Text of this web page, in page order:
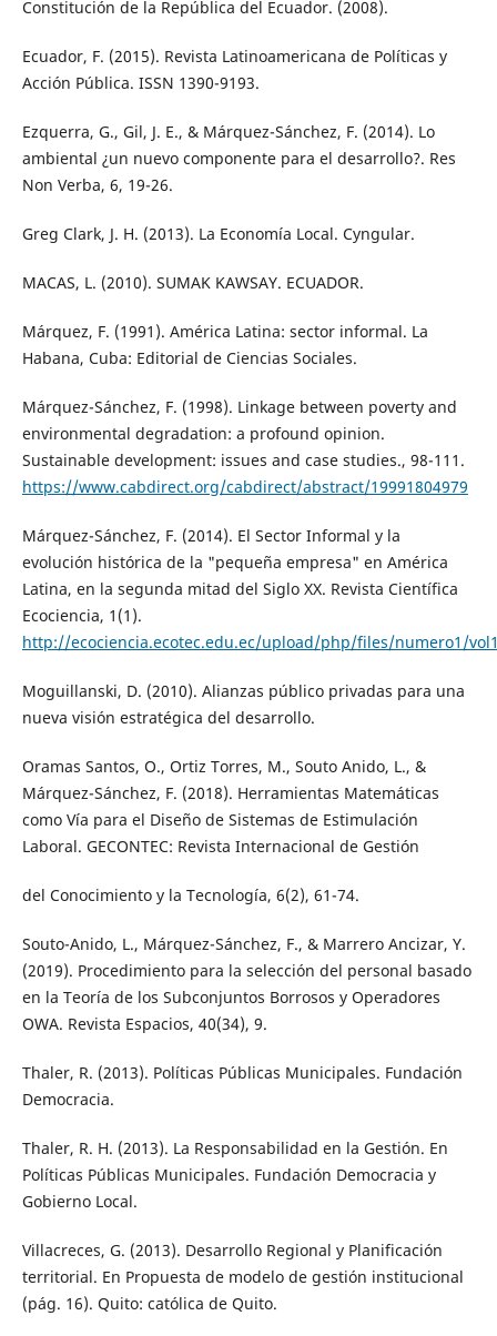
Constitución de la República del Ecuador. (2008).
Ecuador, F. (2015). Revista Latinoamericana de Políticas y
Acción Pública. ISSN 1390-9193.
Ezquerra, G., Gil, J. E., & Márquez-Sánchez, F. (2014). Lo
ambiental ¿un nuevo componente para el desarrollo?. Res
Non Verba, 6, 19-26.
Greg Clark, J. H. (2013). La Economía Local. Cyngular.
MACAS, L. (2010). SUMAK KAWSAY. ECUADOR.
Márquez, F. (1991). América Latina: sector informal. La
Habana, Cuba: Editorial de Ciencias Sociales.
Márquez-Sánchez, F. (1998). Linkage between poverty and
environmental degradation: a profound opinion.
Sustainable development: issues and case studies., 98-111.
https://www.cabdirect.org/cabdirect/abstract/19991804979
Márquez-Sánchez, F. (2014). El Sector Informal y la
evolución histórica de la "pequeña empresa" en América
Latina, en la segunda mitad del Siglo XX. Revista Científica
Ecociencia, 1(1).
http://ecociencia.ecotec.edu.ec/upload/php/files/numero1/
Moguillanski, D. (2010). Alianzas público privadas para una
nueva visión estratégica del desarrollo.
Oramas Santos, O., Ortiz Torres, M., Souto Anido, L., &
Márquez-Sánchez, F. (2018). Herramientas Matemáticas
como Vía para el Diseño de Sistemas de Estimulación
Laboral. GECONTEC: Revista Internacional de Gestión
del Conocimiento y la Tecnología, 6(2), 61-74.
Souto-Anido, L., Márquez-Sánchez, F., & Marrero Ancizar, Y.
(2019). Procedimiento para la selección del personal basado
en la Teoría de los Subconjuntos Borrosos y Operadores
OWA. Revista Espacios, 40(34), 9.
Thaler, R. (2013). Políticas Públicas Municipales. Fundación
Democracia.
Thaler, R. H. (2013). La Responsabilidad en la Gestión. En
Políticas Públicas Municipales. Fundación Democracia y
Gobierno Local.
Villacreces, G. (2013). Desarrollo Regional y Planificación
territorial. En Propuesta de modelo de gestión institucional
(pág. 16). Quito: católica de Quito.